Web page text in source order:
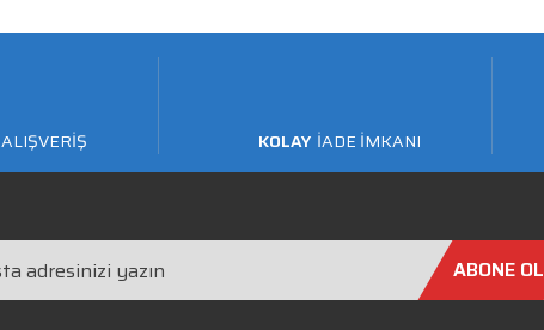
ALIŞVERİŞ KOLAY İADE İMKANI
ABONE OL